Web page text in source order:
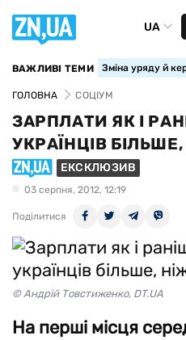
UA
ВАЖЛИВІ ТЕМИ Зміна уряду й
ГОЛОВНА СОЦІУМ
ЗАРПЛАТИ ЯК І
УКРАЇНЦІВ
ЕКСКЛЮЗИВ
03 серпня, 2012, 12:19
Поділитися
© Андрій Товстиженко, DT.UA
На перші місця